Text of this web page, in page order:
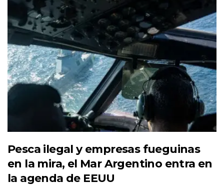
Pesca ilegal y empresas fueguinas
en la mira, el Mar Argentino entra en
la agenda de EEUU